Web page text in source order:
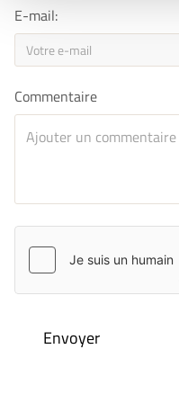
E-mail:
Commentaire